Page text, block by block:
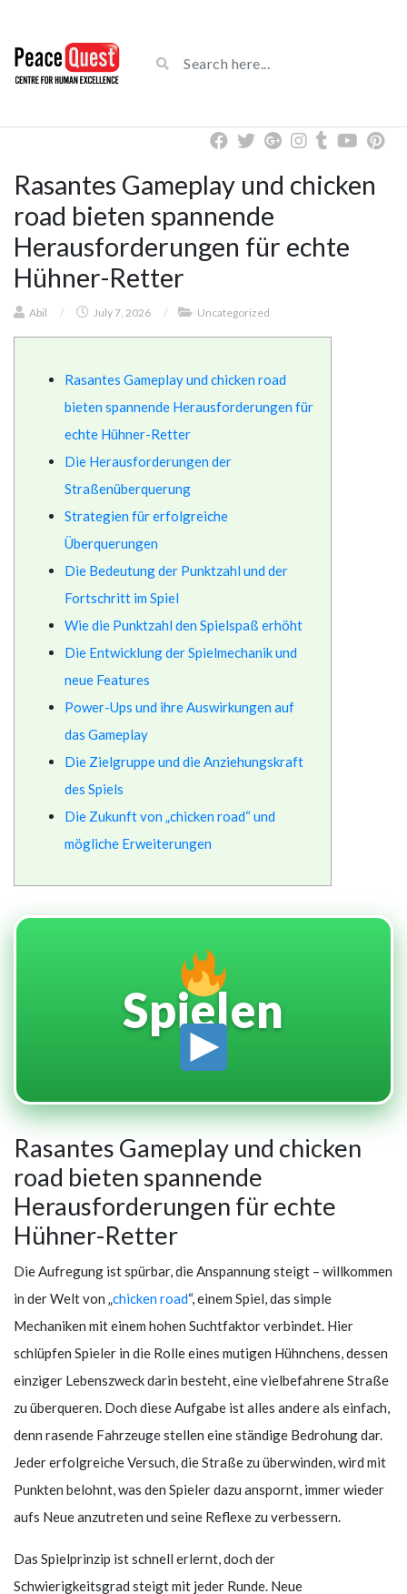
Rasantes Gameplay und chicken
road bieten spannende
Herausforderungen für echte
Hühner-Retter
Abil / July 7, 2026 / Uncategorized
Rasantes Gameplay und chicken road
bieten spannende Herausforderungen für
echte Hühner-Retter
Die Herausforderungen der
Straßenüberquerung
Strategien für erfolgreiche
Überquerungen
Die Bedeutung der Punktzahl und der
Fortschritt im Spiel
Wie die Punktzahl den Spielspaß erhöht
Die Entwicklung der Spielmechanik und
neue Features
Power-Ups und ihre Auswirkungen auf
das Gameplay
Die Zielgruppe und die Anziehungskraft
des Spiels
Die Zukunft von „chicken road“ und
mögliche Erweiterungen
Spielen
Rasantes Gameplay und chicken
road bieten spannende
Herausforderungen für echte
Hühner-Retter
Die Aufregung ist spürbar, die Anspannung steigt – willkommen
in der Welt von „chicken road“, einem Spiel, das simple
Mechaniken mit einem hohen Suchtfaktor verbindet. Hier
schlüpfen Spieler in die Rolle eines mutigen Hühnchens, dessen
einziger Lebenszweck darin besteht, eine vielbefahrene Straße
zu überqueren. Doch diese Aufgabe ist alles andere als einfach,
denn rasende Fahrzeuge stellen eine ständige Bedrohung dar.
Jeder erfolgreiche Versuch, die Straße zu überwinden, wird mit
Punkten belohnt, was den Spieler dazu anspornt, immer wieder
aufs Neue anzutreten und seine Reflexe zu verbessern.
Das Spielprinzip ist schnell erlernt, doch der
Schwierigkeitsgrad steigt mit jeder Runde. Neue